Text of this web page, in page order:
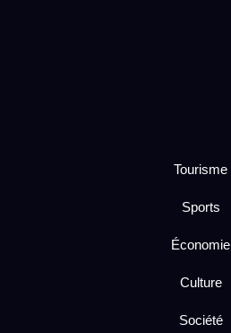
Tourisme
Sports
Économie
Culture
Société